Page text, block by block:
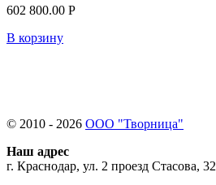
602 800.00 Р
В корзину
© 2010 - 2026 ООО "Творница"
Наш адрес
г. Краснодар, ул. 2 проезд Стасова, 32